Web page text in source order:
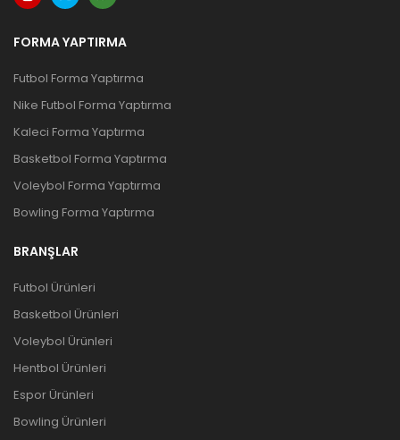
FORMA YAPTIRMA
Futbol Forma Yaptırma
Nike Futbol Forma Yaptırma
Kaleci Forma Yaptırma
Basketbol Forma Yaptırma
Voleybol Forma Yaptırma
Bowling Forma Yaptırma
BRANŞLAR
Futbol Ürünleri
Basketbol Ürünleri
Voleybol Ürünleri
Hentbol Ürünleri
Espor Ürünleri
Bowling Ürünleri